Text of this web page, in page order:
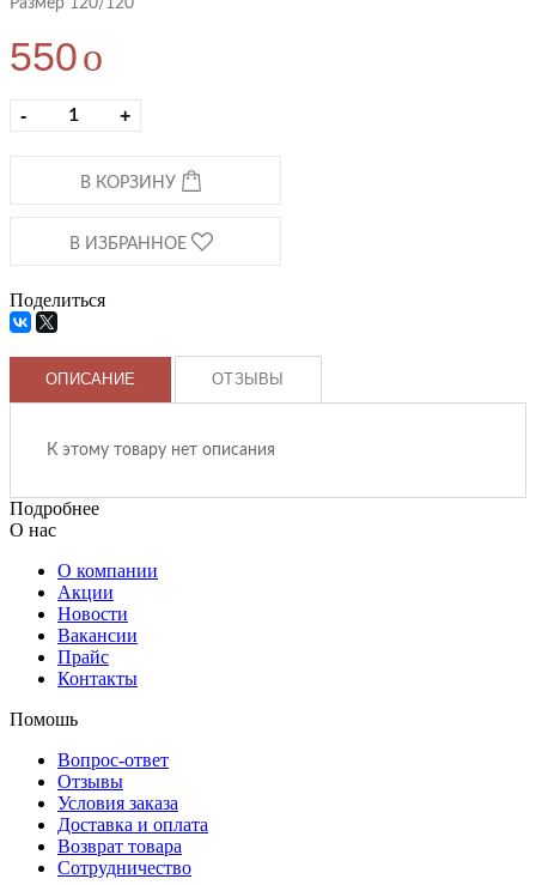
Размер 120/120
550o
- +
В КОРЗИНУ
В ИЗБРАННОЕ
Поделиться
ОПИСАНИЕ ОТЗЫВЫ
К этому товару нет описания
Подробнее
О нас
О компании
Акции
Новости
Вакансии
Прайс
Контакты
Помошь
Вопрос-ответ
Отзывы
Условия заказа
Доставка и оплата
Возврат товара
Сотрудничество